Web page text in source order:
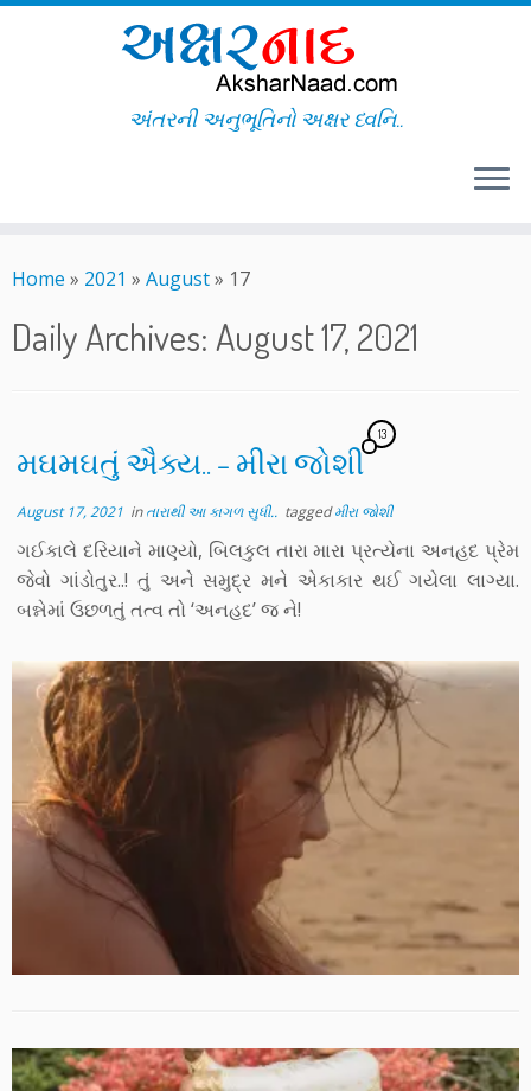
to
અંતરની અનુભૂતિનો અક્ષર ધ્વનિ..
Home » 2021 » August» 17
Daily Archives: August 17, 2021
મઘમઘતું ઐક્ય.. – મીરા જોશી
13
August 17, 2021 inતારાથી આ કાગળ સુધી.. taggedમીરા જોશી
ગઈકાલે દરિયાને માણ્યો, બિલકુલ તારા મારા પ્રત્યેના અનહદ પ્રેમ
જેવો ગાંડોતુર..! તું અને સમુદ્ર મને એકાકાર થઈ ગયેલા લાગ્યા.
બન્નેમાં ઉછળતું તત્વ તો ‘અનહદ’ જ ને!